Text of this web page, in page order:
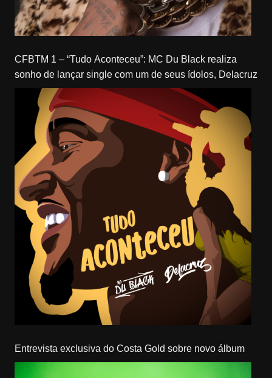
CFBTM 1 – “Tudo Aconteceu”: MC Du Black realiza
sonho de lançar single com um de seus ídolos, Delacruz
Entrevista exclusiva do Costa Gold sobre novo álbum